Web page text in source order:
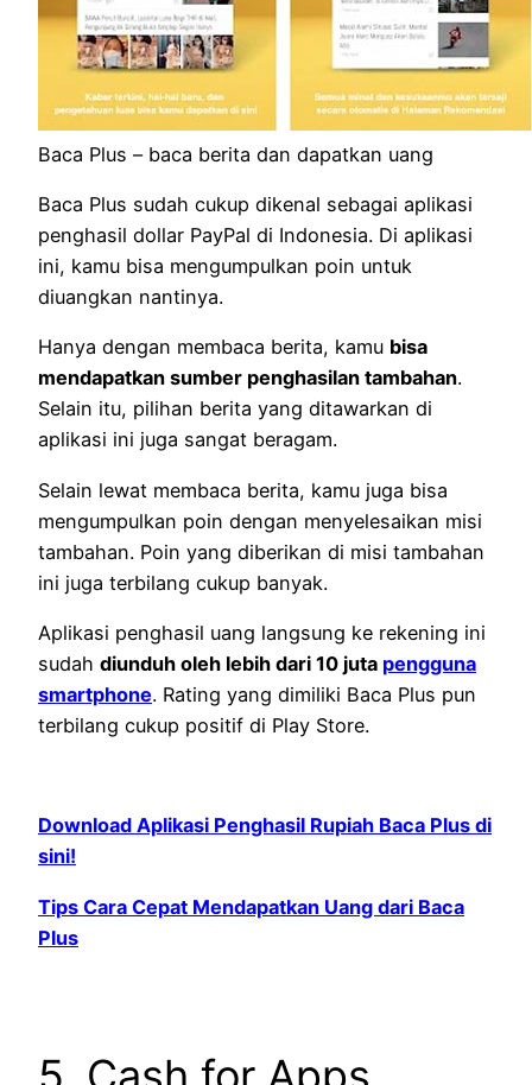
Baca Plus – baca berita dan dapatkan uang
Baca Plus sudah cukup dikenal sebagai aplikasi
penghasil dollar PayPal di Indonesia. Di aplikasi
ini, kamu bisa mengumpulkan poin untuk
diuangkan nantinya.
Hanya dengan membaca berita, kamu bisa
mendapatkan sumber penghasilan tambahan.
Selain itu, pilihan berita yang ditawarkan di
aplikasi ini juga sangat beragam.
Selain lewat membaca berita, kamu juga bisa
mengumpulkan poin dengan menyelesaikan misi
tambahan. Poin yang diberikan di misi tambahan
ini juga terbilang cukup banyak.
Aplikasi penghasil uang langsung ke rekening ini
sudah diunduh oleh lebih dari 10 juta pengguna
smartphone. Rating yang dimiliki Baca Plus pun
terbilang cukup positif di Play Store.
Download Aplikasi Penghasil Rupiah Baca Plus di
sini!
Tips Cara Cepat Mendapatkan Uang dari Baca
Plus